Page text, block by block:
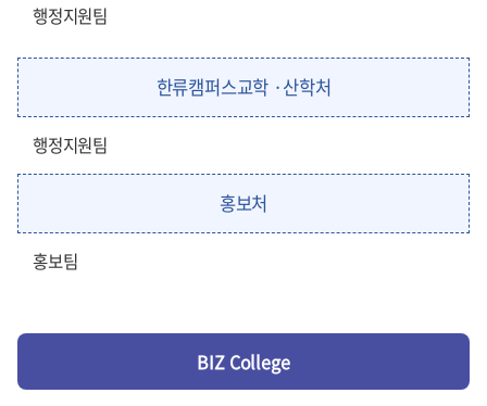
행정지원팀
한류캠퍼스교학 ·산학처
행정지원팀
홍보처
홍보팀
BIZ College